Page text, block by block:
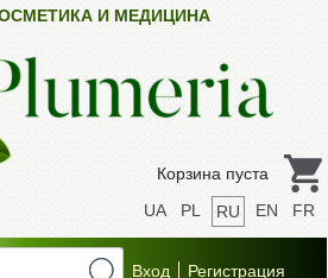
И МЕДИЦИНА
Корзина пуста
UA
PL RU EN FR